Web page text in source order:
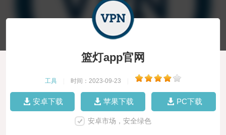
篮灯app官网
工具 时间：2023-09-23
安卓下载 苹果下载 PC下载
安卓市场，安全绿色